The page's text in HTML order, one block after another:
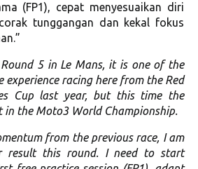
(FP1), cepat menyesuaikan diri
tunggangan dan kekal fokus
5 in Le Mans, it is one of the
experience racing here from the Red
Cup last year, but this time the
in the Moto3 World Championship.
from the previous race, I am
result this round. I need to start